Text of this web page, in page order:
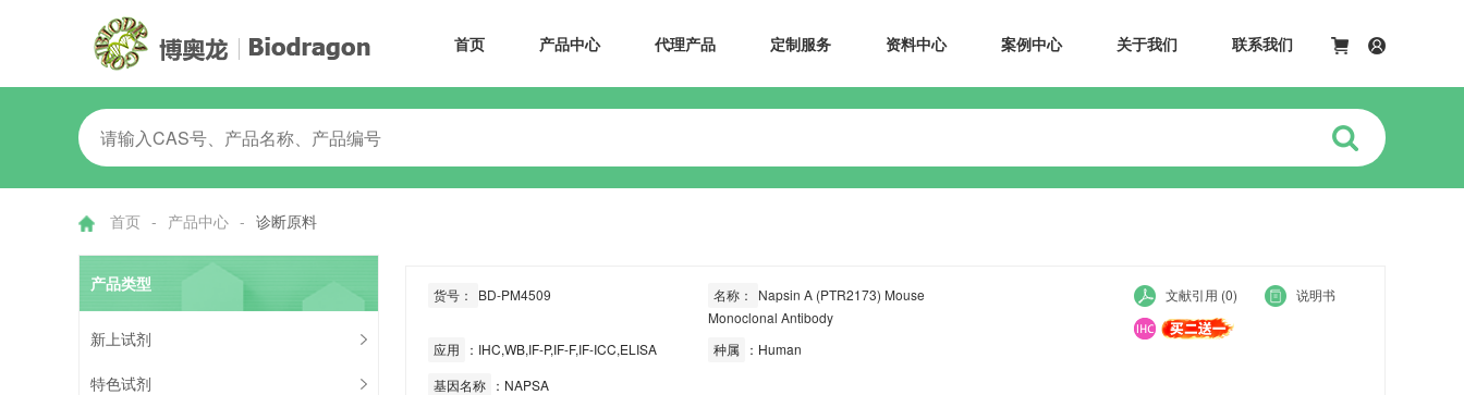
首页 产品中心 代理产品 定制服务 资料中心 案例中心 关于我们 联系我们
首页 - 产品中心 - 诊断原料
产品类型
新上试剂
特色试剂
货号： BD-PM4509 名称：
Napsin A (PTR2173) Mouse
Monoclonal Antibody
应用
：IHC,WB,IF-P,IF-F,IF-ICC,ELISA 种属 ：Human
基因名称 ：NAPSA
文献引用 (0) 说明书